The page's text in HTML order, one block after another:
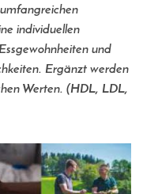
individuellen
und
Ergänzt werden
Werten. (HDL, LDL,